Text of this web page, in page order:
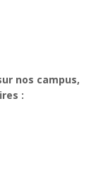
nos campus,
: